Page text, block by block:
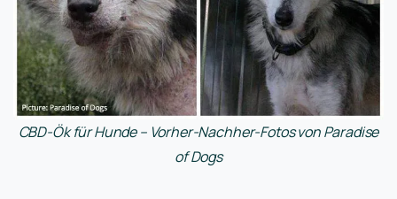
CBD-Ök für Hunde – Vorher-Nachher-Fotos von Paradise
of Dogs